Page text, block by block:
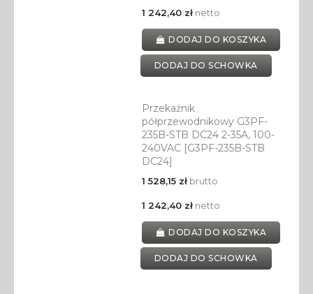
1 242,40 złnetto
DODAJ DO KOSZYKA
DODAJ DO SCHOWKA
Przekaźnik
półprzewodnikowy G3PF-
235B-STB DC24 2-35A, 100-
240VAC [G3PF-235B-STB
DC24]
1 528,15 złbrutto
1 242,40 złnetto
DODAJ DO KOSZYKA
DODAJ DO SCHOWKA